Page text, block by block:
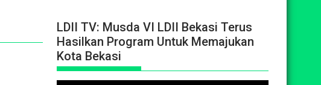
LDII TV: Musda VI LDII Bekasi Terus
Hasilkan Program Untuk Memajukan
Kota Bekasi